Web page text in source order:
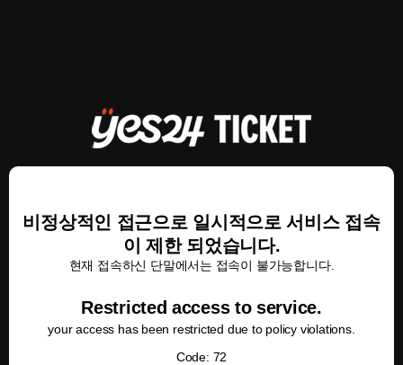
비정상적인 접근으로 일시적으로 서비스 접속
이 제한 되었습니다.
현재 접속하신 단말에서는 접속이 불가능합니다.
Restricted access to service.
your access has been restricted due to policy violations.
Code: 72